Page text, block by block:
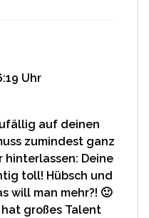
Uhr
auf deinen
zumindest ganz
hinterlassen: Deine
toll! Hübsch und
will man mehr?! 🙂
hat großes Talent